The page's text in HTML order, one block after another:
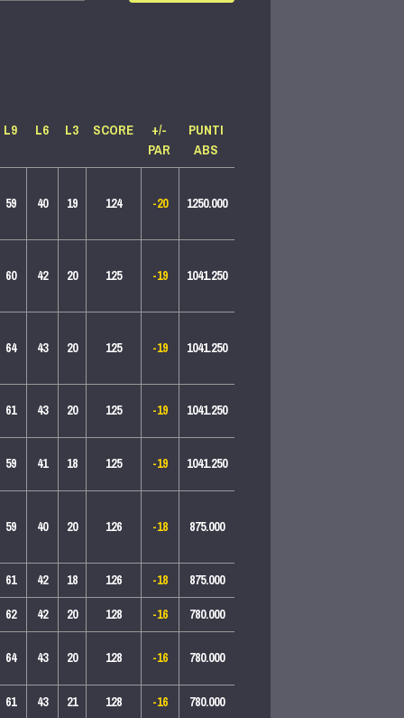
L9 L6 L3 SCORE +/-
PAR
PUNTI
ABS
59 40 19 124 -20 1250.000
60 42 20 125 -19 1041.250
64 43 20 125 -19 1041.250
61 43 20 125 -19 1041.250
59 41 18 125 -19 1041.250
59 40 20 126 -18 875.000
61 42 18 126 -18
875.000
62
42 20 128 -16
780.000
64
43 20 128 -16
780.000
61
43 21 128 -16 780.000